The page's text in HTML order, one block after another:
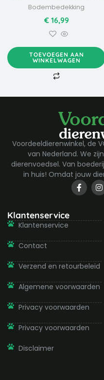
Bodembedekking
€16,99
TOEVOEGEN AAN
WINKELWAGEN
Voordeeldierenwinkel, de
van Nederland. We
dierenvoedsel. Van
in huis! Omdat jouw
F
a
c
o
I
n
s
g
Klantenservice
Klantenservice
Contact
Verzend en retourbeleid
Algemene voorwaarden
Privacy voorwaarden
Privacy voorwaarden
Disclaimer